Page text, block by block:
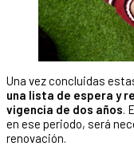
Una vez concluidas
una lista de espera y
vigencia de dos años .
en ese periodo, será
renovación.